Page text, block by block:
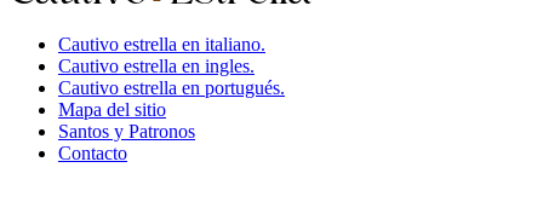
Cautivo estrella en italiano.
Cautivo estrella en ingles.
Cautivo estrella en portugués.
Mapa del sitio
Santos y Patronos
Contacto